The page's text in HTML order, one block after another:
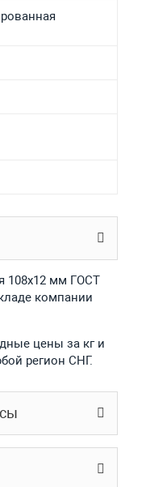
108х12 мм ГОСТ
компании
цены за кг и
регион СНГ.